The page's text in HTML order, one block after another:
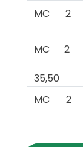
MC 2
MC 2
35,50
MC
2